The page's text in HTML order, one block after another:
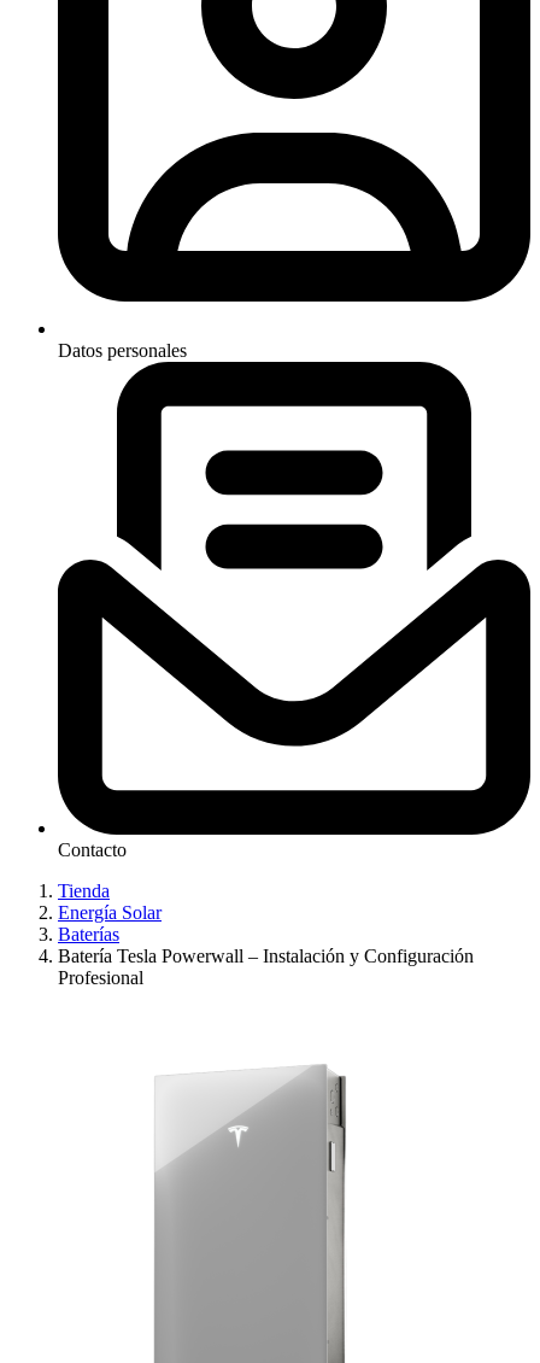
Datos personales
Contacto
Tienda
Energía Solar
Baterías
Batería Tesla Powerwall – Instalación y Configuración
Profesional